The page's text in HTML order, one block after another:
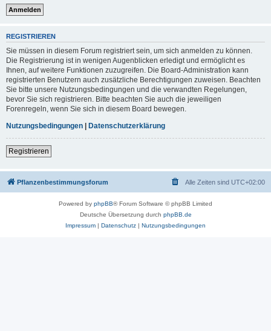
REGISTRIEREN
Sie müssen in diesem Forum registriert sein, um sich anmelden zu können.
Die Registrierung ist in wenigen Augenblicken erledigt und ermöglicht es
Ihnen, auf weitere Funktionen zuzugreifen. Die Board-Administration kann
registrierten Benutzern auch zusätzliche Berechtigungen zuweisen. Beachten
Sie bitte unsere Nutzungsbedingungen und die verwandten Regelungen,
bevor Sie sich registrieren. Bitte beachten Sie auch die jeweiligen
Forenregeln, wenn Sie sich in diesem Board bewegen.
Nutzungsbedingungen | Datenschutzerklärung
Registrieren
Pflanzenbestimmungsforum Alle Zeiten sind UTC+02:00
Powered by phpBB® Forum Software © phpBB Limited
Deutsche Übersetzung durch phpBB.de
Impressum | Datenschutz | Nutzungsbedingungen